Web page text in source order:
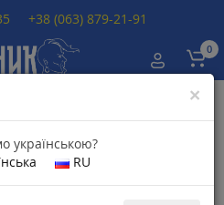
0
×
українською?
RU
+38 (063) 879-21-91